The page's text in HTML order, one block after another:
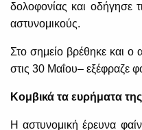
δολοφονίας και οδήγησε
αστυνομικούς.
Στο σημείο βρέθηκε και
στις 30 Μαΐου– εξέφραζε
Κομβικά τα ευρήματα
Η αστυνομική έρευνα